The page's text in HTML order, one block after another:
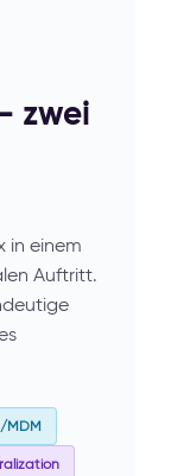
zwei
in einem
Auftritt.
MDM